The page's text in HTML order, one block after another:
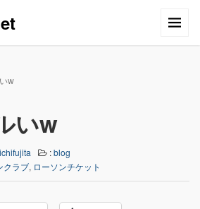
w
いw
:blog
クラブ, ローソンチケット